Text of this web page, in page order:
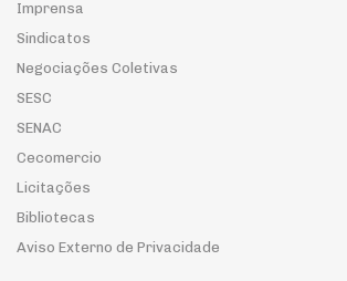
Imprensa
Sindicatos
Negociações Coletivas
SESC
SENAC
Cecomercio
Licitações
Bibliotecas
Aviso Externo de Privacidade